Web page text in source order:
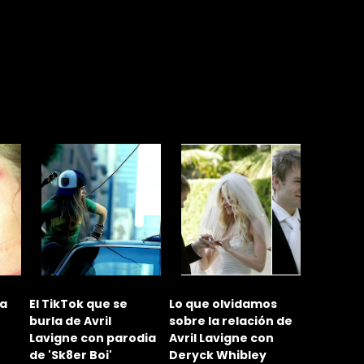
El TikTok que se
burla de Avril
Lavigne con parodia
de 'Sk8er Boi'
Lo que olvidamos
sobre la relación de
Avril Lavigne con
Deryck Whibley